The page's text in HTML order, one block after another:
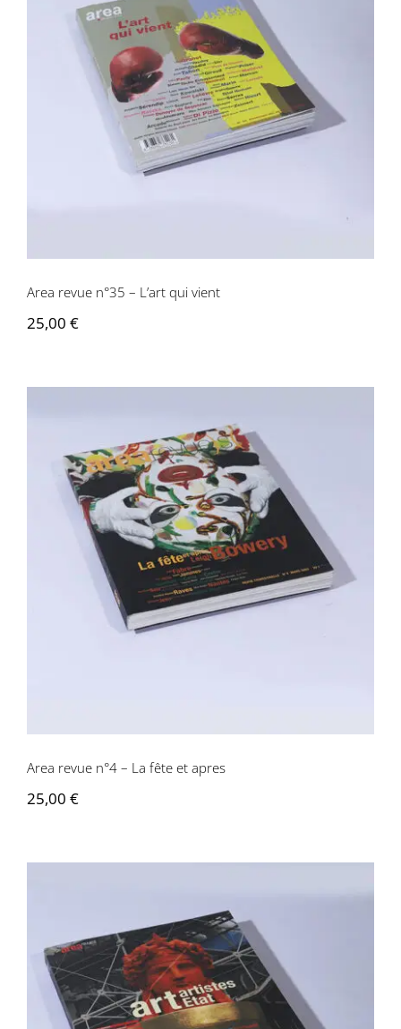
Area revue n°35 – L’art qui vient
Area revue n°35 – L’art qui vient
25,00 €
Area revue n°4 – La fête et apres
Area revue n°4 – La fête et apres
25,00 €